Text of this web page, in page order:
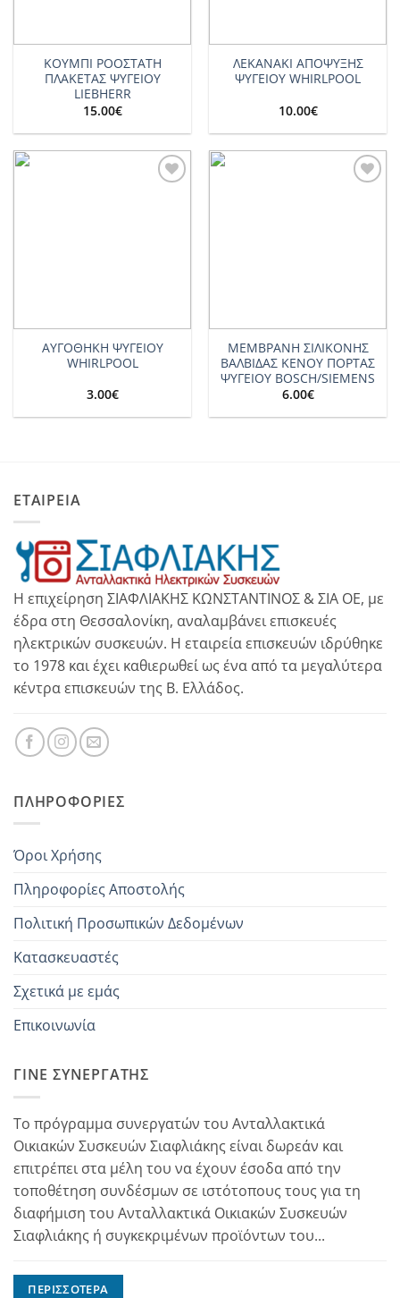
ΚΟΥΜΠΙ ΡΟΟΣΤΑΤΗ
ΠΛΑΚΕΤΑΣ ΨΥΓΕΙΟΥ
LIEBHERR
15.00€
ΛΕΚΑΝΑΚΙ ΑΠΟΨΥΞΗΣ
ΨΥΓΕΙΟΥ WHIRLPOOL
10.00€
ΑΥΓΟΘΗΚΗ ΨΥΓΕΙΟΥ
WHIRLPOOL
3.00€
ΜΕΜΒΡΑΝΗ ΣΙΛΙΚΟΝΗΣ
ΒΑΛΒΙΔΑΣ ΚΕΝΟΥ ΠΟΡΤΑΣ
ΨΥΓΕΙΟΥ BOSCH/SIEMENS
6.00€
ΕΤΑΙΡΕΙΑ
Η επιχείρηση ΣΙΑΦΛΙΑΚΗΣ ΚΩΝΣΤΑΝΤΙΝΟΣ & ΣΙΑ ΟΕ, με
έδρα στη Θεσσαλονίκη, αναλαμβάνει επισκευές
ηλεκτρικών συσκευών. Η εταιρεία επισκευών ιδρύθηκε
το 1978 και έχει καθιερωθεί ως ένα από τα μεγαλύτερα
κέντρα επισκευών της Β. Ελλάδος.
ΠΛΗΡΟΦΟΡΊΕΣ
Όροι Χρήσης
Πληροφορίες Αποστολής
Πολιτική Προσωπικών Δεδομένων
Κατασκευαστές
Σχετικά με εμάς
Επικοινωνία
ΓΊΝΕ ΣΥΝΕΡΓΆΤΗΣ
Το πρόγραμμα συνεργατών του Ανταλλακτικά
Οικιακών Συσκευών Σιαφλιάκης είναι δωρεάν και
επιτρέπει στα μέλη του να έχουν έσοδα από την
τοποθέτηση συνδέσμων σε ιστότοπους τους για τη
διαφήμιση του Ανταλλακτικά Οικιακών Συσκευών
Σιαφλιάκης ή συγκεκριμένων προϊόντων του...
ΠΕΡΙΣΣΌΤΕΡΑ